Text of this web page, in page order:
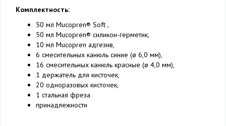
Комплектность:
50 мл Mucopren® Soft ,
50 мл Mucopren® силикон-герметик,
10 мл Mucopren адгезив,
6 смесительных канюль синие (ø 6,0 мм),
16 смесительных канюль красные (ø 4,0 мм),
1 держатель для кисточек,
20 одноразовых кисточек,
1 стальная фреза
принадлежности